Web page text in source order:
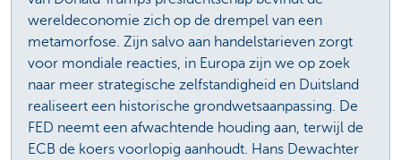
wereldeconomie zich op de drempel van een
metamorfose. Zijn salvo aan handelstarieven zorgt
voor mondiale reacties, in Europa zijn we op zoek
naar meer strategische zelfstandigheid en Duitsland
realiseert een historische grondwetsaanpassing. De
FED neemt een afwachtende houding aan, terwijl de
ECB de koers voorlopig aanhoudt. Hans Dewachter